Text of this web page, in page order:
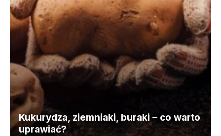
Kukurydza, ziemniaki, buraki – co warto
uprawiać?